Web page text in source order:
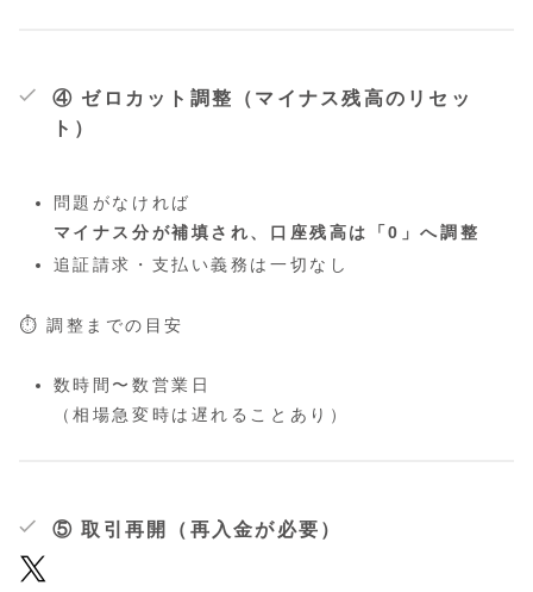
④ ゼロカット調整（マイナス残高のリセッ
ト）
問題がなければ
マイナス分が補填され、口座残高は「0」へ調整
追証請求・支払い義務は一切なし
⏱ 調整までの目安
数時間〜数営業日
（相場急変時は遅れることあり）
⑤ 取引再開（再入金が必要）